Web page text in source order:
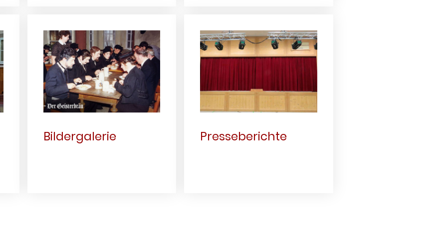
Bildergalerie Presseberichte